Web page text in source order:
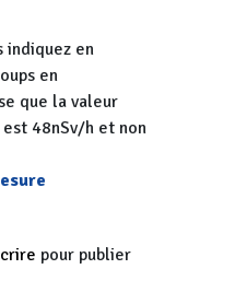
indiquez en
en
que la valeur
48nSv/h et non
pour publier